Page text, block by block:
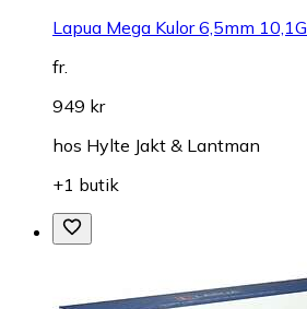
Lapua Mega Kulor 6,5mm 10,1G
fr.
949 kr
hos Hylte Jakt & Lantman
+1 butik